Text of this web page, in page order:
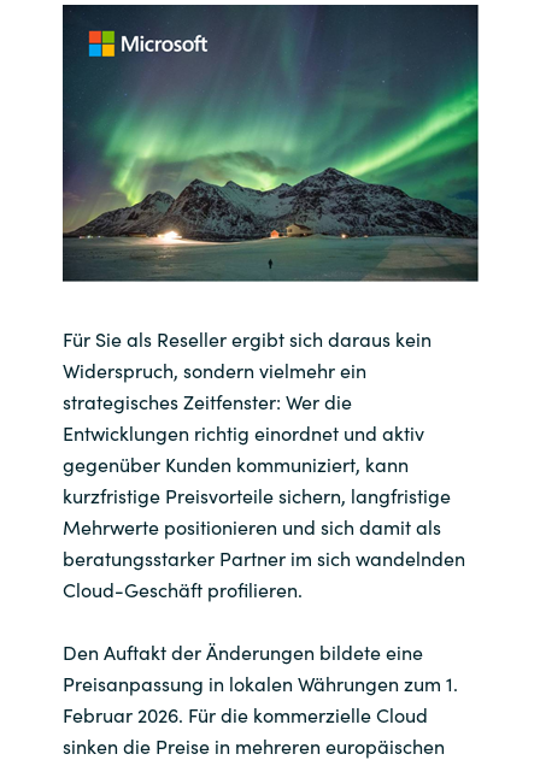
India
Indonesia
Kingdom of Saudi Arabia
Latvia
Lithuania
Malaysia
Middle East
Netherlands
Norway
Oman
Für Sie als Reseller ergibt sich daraus kein
Widerspruch, sondern vielmehr ein
strategisches Zeitfenster: Wer die
Entwicklungen richtig einordnet und aktiv
gegenüber Kunden kommuniziert, kann
kurzfristige Preisvorteile sichern, langfristige
Mehrwerte positionieren und sich damit als
beratungsstarker Partner im sich wandelnden
Cloud-Geschäft profilieren.
Den Auftakt der Änderungen bildete eine
Preisanpassung in lokalen Währungen zum 1.
Februar 2026. Für die kommerzielle Cloud
sinken die Preise in mehreren europäischen